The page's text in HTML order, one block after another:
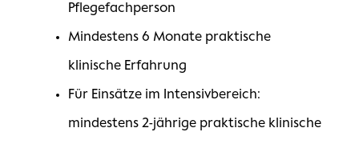
Pflegefachperson
Mindestens 6 Monate praktische
klinische Erfahrung
Für Einsätze im Intensivbereich:
mindestens 2-jährige praktische klinische